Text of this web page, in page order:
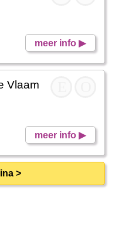
meer info ▶
Vlaamse Ardennen
meer info ▶
>